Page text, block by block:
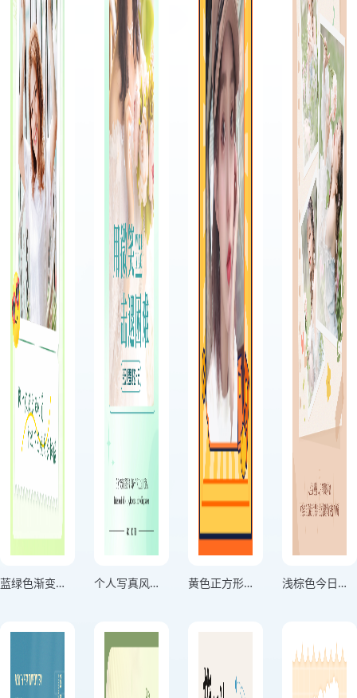
蓝绿色渐变分享生活记录海报 个人写真风格用微笑击退困难绿色竖版海报 黄色正方形头像个人头像海报 浅棕色今日份美丽个人心情海报